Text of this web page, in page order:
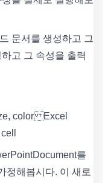
문서를 생성하고 그
고 그 속성을 출력
color Excel
를
정해봅시다. 이 새로